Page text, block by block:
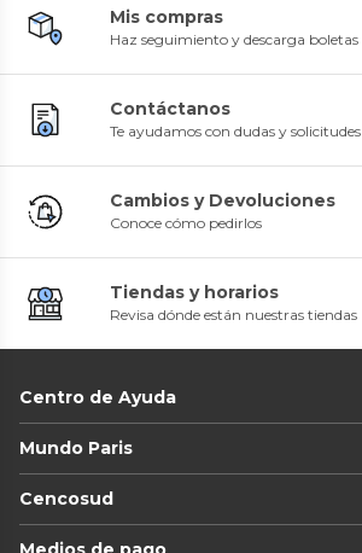
Mis compras
Haz seguimiento y descarga boletas
Contáctanos
Te ayudamos con dudas y solicitudes
Cambios y Devoluciones
Conoce cómo pedirlos
Tiendas y horarios
Revisa dónde están nuestras tiendas
Centro de Ayuda
Mundo Paris
Cencosud